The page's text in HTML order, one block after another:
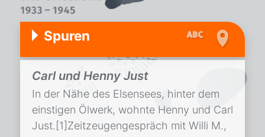
Spuren
Carl und Henny Just
In der Nähe des Elsensees, hinter dem
einstigen Ölwerk, wohnte Henny und Carl
Just.[1]Zeitzeugengespräch mit Willi M.,